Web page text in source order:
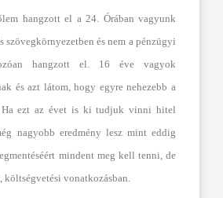
hangzott el a 24. Órában vagyunk
szövegkörnyezetben és nem a pénzügyi
hangzott el. 16 éve vagyok
és azt látom, hogy egyre nehezebb a
Ha ezt az évet is ki tudjuk vinni hitel
nagyobb eredmény lesz mint eddig
mindent meg kell tenni, de
költségvetési vonatkozásban.